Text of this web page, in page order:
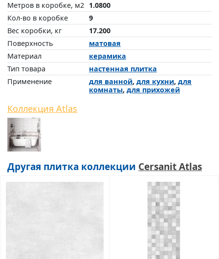
Метров в коробке, м2 1.0800
Кол-во в коробке
9
Вес коробки, кг
17.200
Поверхность
матовая
Материал
керамика
Тип товара
настенная плитка
Применение
для ванной, для кухни, для
комнаты, для прихожей
Коллекция Atlas
Другая плитка коллекции Cersanit Atlas